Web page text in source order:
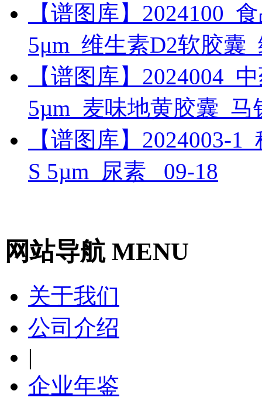
【谱图库】2024100_
5μm_维生素D2软胶囊
【谱图库】2024004_
5µm_麦味地黄胶囊_
【谱图库】2024003-
S 5µm_尿素_ 09-18
网站导航 MENU
关于我们
公司介绍
|
企业年鉴